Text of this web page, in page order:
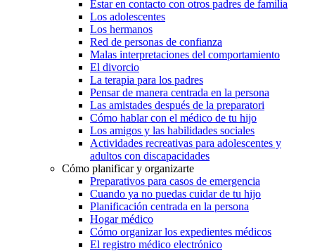
Estar en contacto con otros padres de familia
Los adolescentes
Los hermanos
Red de personas de confianza
Malas interpretaciones del comportamiento
El divorcio
La terapia para los padres
Pensar de manera centrada en la persona
Las amistades después de la preparatori
Cómo hablar con el médico de tu hijo
Los amigos y las habilidades sociales
Actividades recreativas para adolescentes y
adultos con discapacidades
Cómo planificar y organizarte
Preparativos para casos de emergencia
Cuando ya no puedas cuidar de tu hijo
Planificación centrada en la persona
Hogar médico
Cómo organizar los expedientes médicos
El registro médico electrónico